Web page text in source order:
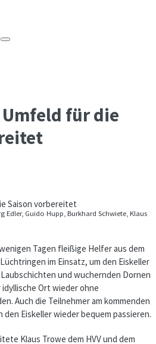
für die
Edler, Guido Hupp, Burkhard Schwiete, Klaus
Tagen fleißige Helfer aus dem
im Einsatz, um den Eiskeller
und wuchernden Dornen
Ort wieder ohne
Auch die Teilnehmer am kommenden
Eiskeller wieder bequem passieren.
Klaus Trowe dem HVV und dem